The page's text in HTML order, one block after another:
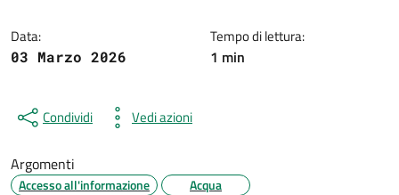
Data:
03 Marzo 2026
Tempo di lettura:
1 min
Condividi Vedi azioni
Argomenti
Accesso all'informazione Acqua